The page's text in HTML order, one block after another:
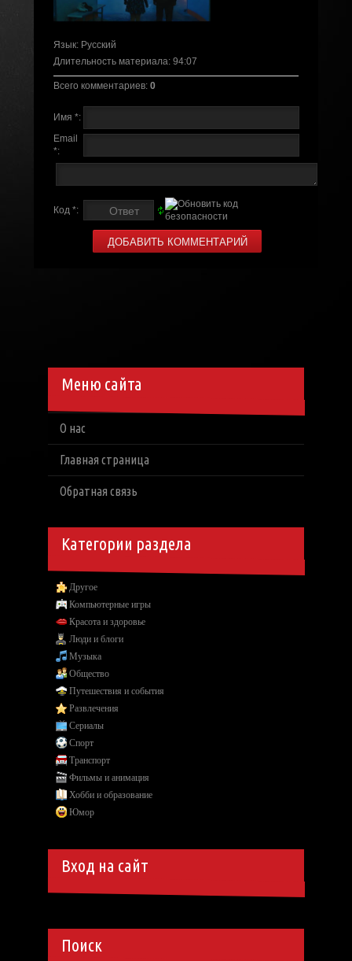
Язык: Русский
Длительность материала: 94:07
Всего комментариев: 0
Имя *:
Email
*:
Код *:
Меню сайта
О нас
Главная страница
Обратная связь
Категории раздела
Другое
Компьютерные игры
Красота и здоровье
Люди и блоги
Музыка
Общество
Путешествия и события
Развлечения
Сериалы
Спорт
Транспорт
Фильмы и анимация
Хобби и образование
Юмор
Вход на сайт
Поиск